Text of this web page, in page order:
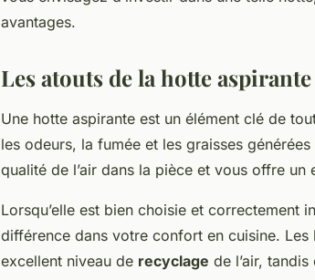
avantages.
Les atouts de la hotte aspirante
Une hotte aspirante est un élément clé de
les odeurs, la fumée et les graisses
qualité de l’air dans la pièce et vous offre
Lorsqu’elle est bien choisie et correctement
différence dans votre confort en cuisine.
excellent niveau de recyclage de l’air,